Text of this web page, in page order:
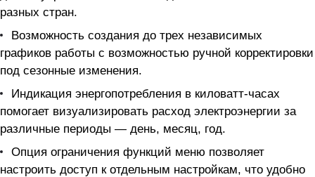
разных стран.
Возможность создания до трех независимых
графиков работы с возможностью ручной корректировки
под сезонные изменения.
Индикация энергопотребления в киловатт-часах
помогает визуализировать расход электроэнергии за
различные периоды — день, месяц, год.
Опция ограничения функций меню позволяет
настроить доступ к отдельным настройкам, что удобно